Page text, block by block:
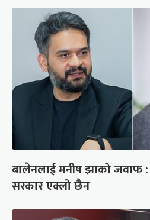
बालेनलाई मनीष झाको जवाफ
सरकार एक्लो छैन